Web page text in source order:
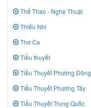
Thể Thao - Nghệ Thuật
Thiếu Nhi
Thơ Ca
Tiểu thuyết
Tiểu Thuyết Phương Đông
Tiểu Thuyết Phương Tây
Tiểu Thuyết Trung Quốc